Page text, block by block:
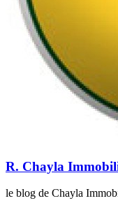
R. Chayla
le blog de Chayla